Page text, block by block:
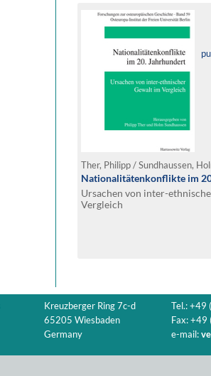
Ther, Philipp / Sundhaussen,
Nationalitätenkonflikte im
Ursachen von inter-
Vergleich
Kreuzberger Ring 7c-d
65205 Wiesbaden
Germany
Tel.: +49
Fax:
e-mail: